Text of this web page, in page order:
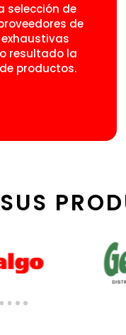
selección de
de
resultado la
productos.